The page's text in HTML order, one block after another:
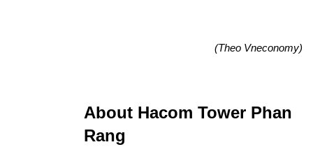
(Theo Vneconomy)
About Hacom Tower Phan
Rang